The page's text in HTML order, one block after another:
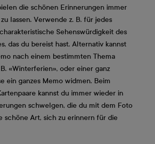
die schönen Erinnerungen immer
lassen. Verwende z. B. für jedes
Sehenswürdigkeit des
das du bereist hast. Alternativ kannst
nach einem bestimmten Thema
«Winterferien», oder einer ganz
ein ganzes Memo widmen. Beim
kannst du immer wieder in
schwelgen, die du mit dem Foto
schöne Art, sich zu erinnern für die